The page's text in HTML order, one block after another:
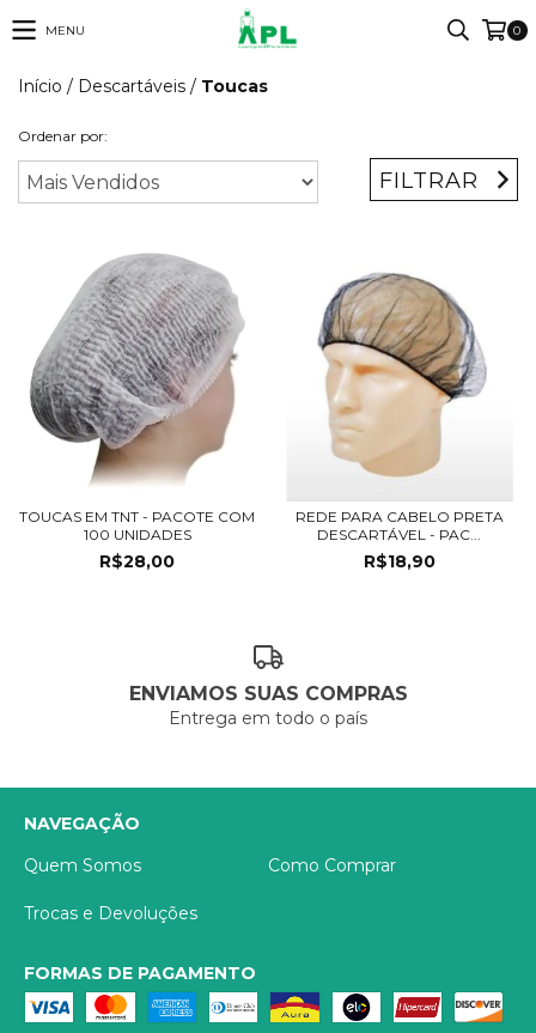
MENU 0
Início / Descartáveis / Toucas
Ordenar por:
FILTRAR
TOUCAS EM TNT - PACOTE COM
100 UNIDADES
R$28,00
REDE PARA CABELO PRETA
DESCARTÁVEL - PAC...
R$18,90
ENVIAMOS SUAS COMPRAS
Entrega em todo o país
NAVEGAÇÃO
Quem Somos
Como Comprar
Trocas e Devoluções
FORMAS DE PAGAMENTO